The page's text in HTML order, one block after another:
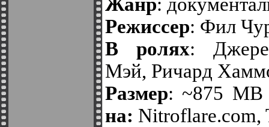
Режиссер: Фил
В ролях:
Мэй, Ричард
Размер: ~875
на: Nitroflare.com,